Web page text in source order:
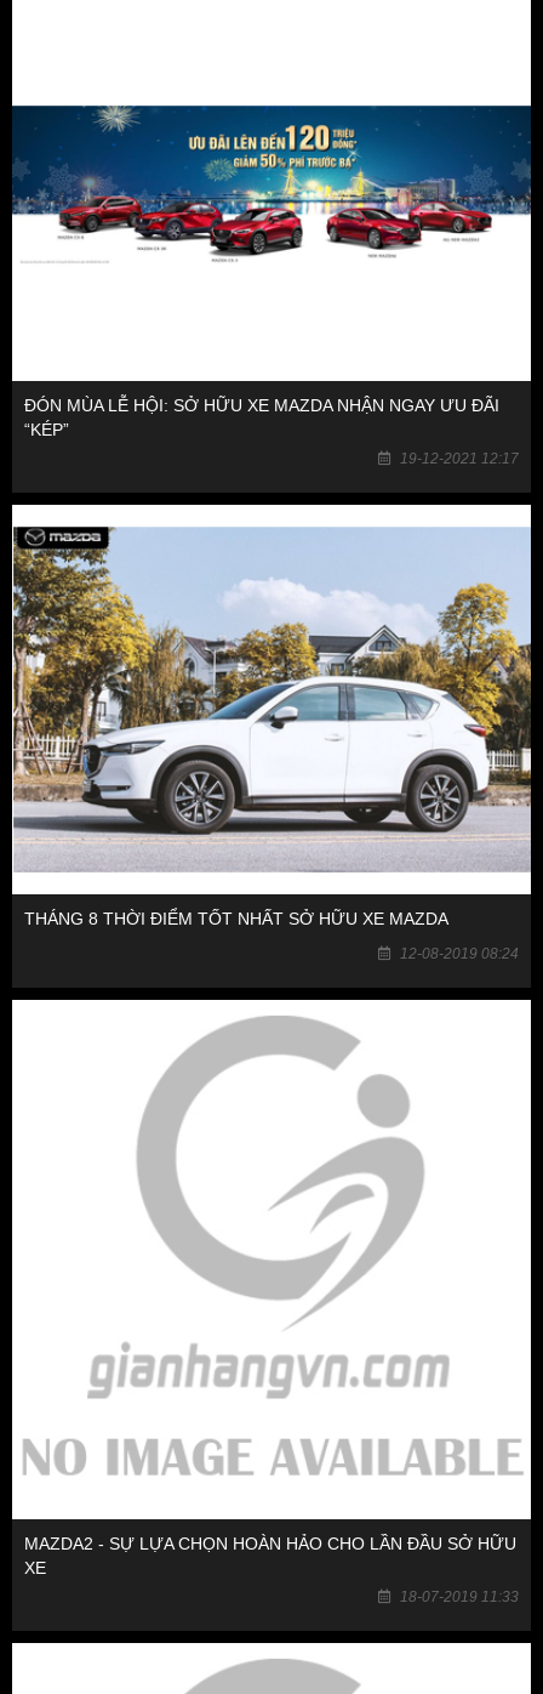
ĐÓN MÙA LỄ HỘI: SỞ HỮU XE MAZDA NHẬN NGAY ƯU ĐÃI
“KÉP”
19-12-2021 12:17
THÁNG 8 THỜI ĐIỂM TỐT NHẤT SỞ HỮU XE MAZDA
12-08-2019 08:24
MAZDA2 - SỰ LỰA CHỌN HOÀN HẢO CHO LẦN ĐẦU SỞ HỮU
XE
18-07-2019 11:33